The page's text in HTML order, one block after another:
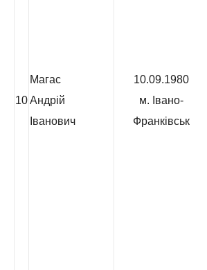
10
Магас
Андрій
Іванович
10.09.1980
м. Івано-
Франківськ